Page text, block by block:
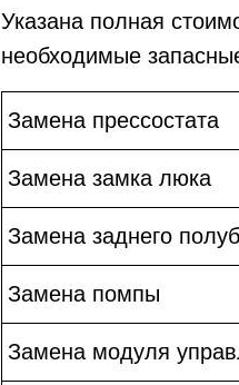
Указана полная
необходимые
Замена прессостата
Замена замка люка
Замена заднего
Замена помпы
Замена модуля